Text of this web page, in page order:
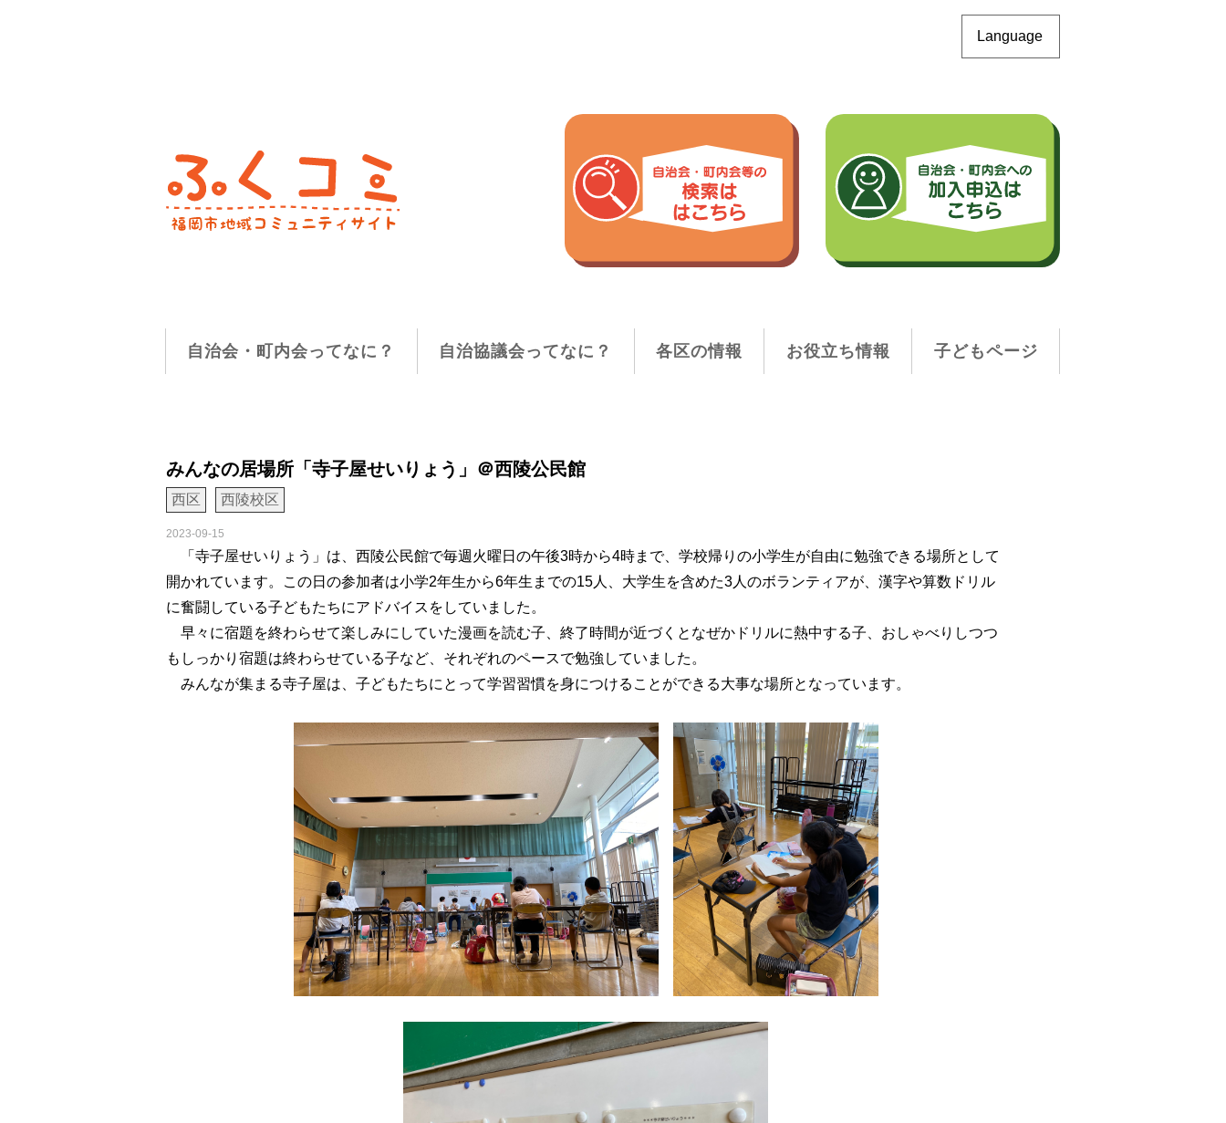
Language
自治会・町内会ってなに？ 自治協議会ってなに？ 各区の情報 お役立ち情報 子どもページ
みんなの居場所「寺子屋せいりょう」＠西陵公民館
西区 西陵校区
2023-09-15
「寺子屋せいりょう」は、西陵公民館で毎週火曜日の午後3時から4時まで、学校帰りの小学生が自由に勉強できる場所として
開かれています。この日の参加者は小学2年生から6年生までの15人、大学生を含めた3人のボランティアが、漢字や算数ドリル
に奮闘している子どもたちにアドバイスをしていました。
早々に宿題を終わらせて楽しみにしていた漫画を読む子、終了時間が近づくとなぜかドリルに熱中する子、おしゃべりしつつ
もしっかり宿題は終わらせている子など、それぞれのペースで勉強していました。
みんなが集まる寺子屋は、子どもたちにとって学習習慣を身につけることができる大事な場所となっています。